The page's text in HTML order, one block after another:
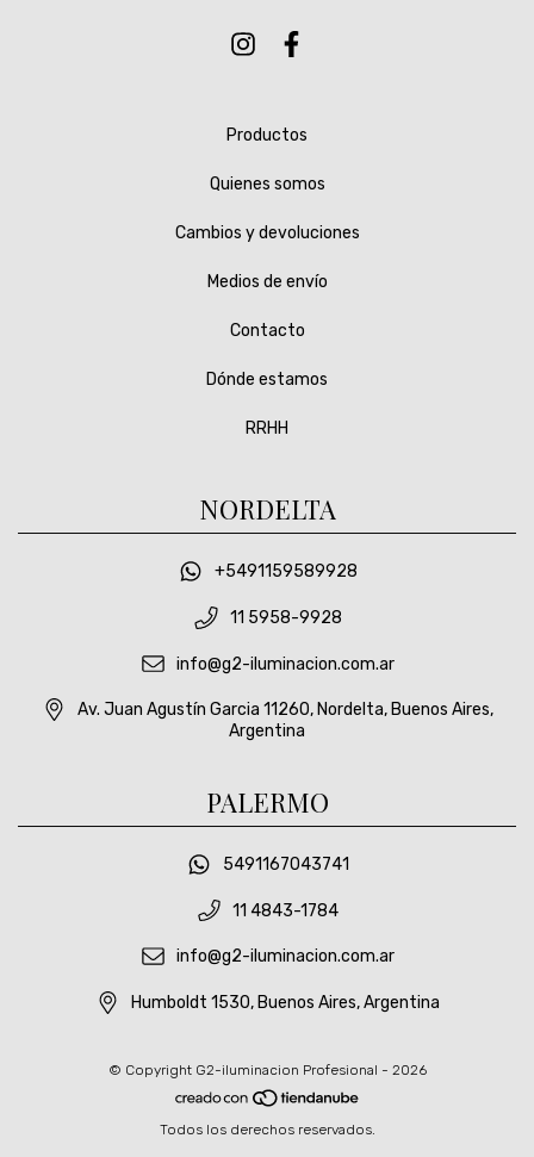
Productos
Quienes somos
Cambios y devoluciones
Medios de envío
Contacto
Dónde estamos
RRHH
NORDELTA
+5491159589928
11 5958-9928
info@g2-iluminacion.com.ar
Av. Juan Agustín Garcia 11260, Nordelta, Buenos Aires,
Argentina
PALERMO
5491167043741
11 4843-1784
info@g2-iluminacion.com.ar
Humboldt 1530, Buenos Aires, Argentina
© Copyright G2-iluminacion Profesional - 2026
Todos los derechos reservados.